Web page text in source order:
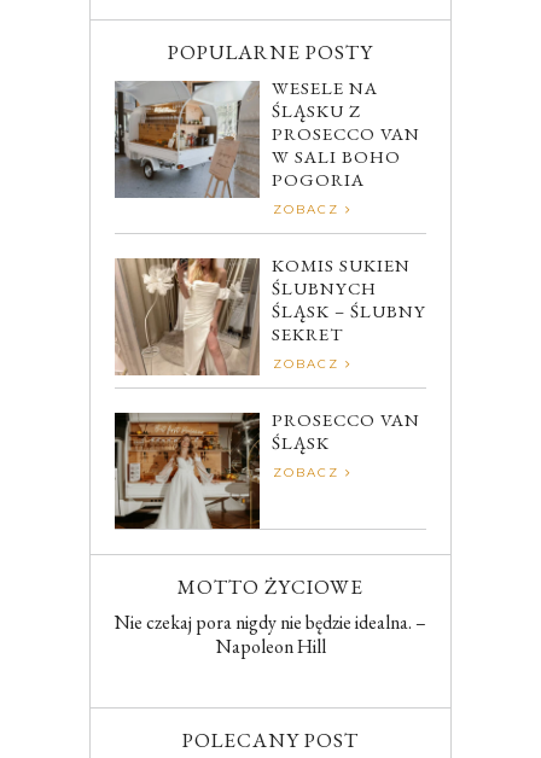
POPULARNE POSTY
WESELE NA
ŚLĄSKU Z
PROSECCO VAN
W SALI BOHO
POGORIA
ZOBACZ
KOMIS SUKIEN
ŚLUBNYCH
ŚLĄSK – ŚLUBNY
SEKRET
ZOBACZ
PROSECCO VAN
ŚLĄSK
ZOBACZ
MOTTO ŻYCIOWE
Nie czekaj pora nigdy nie będzie idealna. –
Napoleon Hill
POLECANY POST